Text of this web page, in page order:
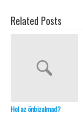
Related Posts
Hol az önbizalmad?